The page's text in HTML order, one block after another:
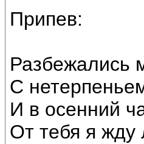
Припев:
Разбежались
С
И в осенний
От тебя я жду